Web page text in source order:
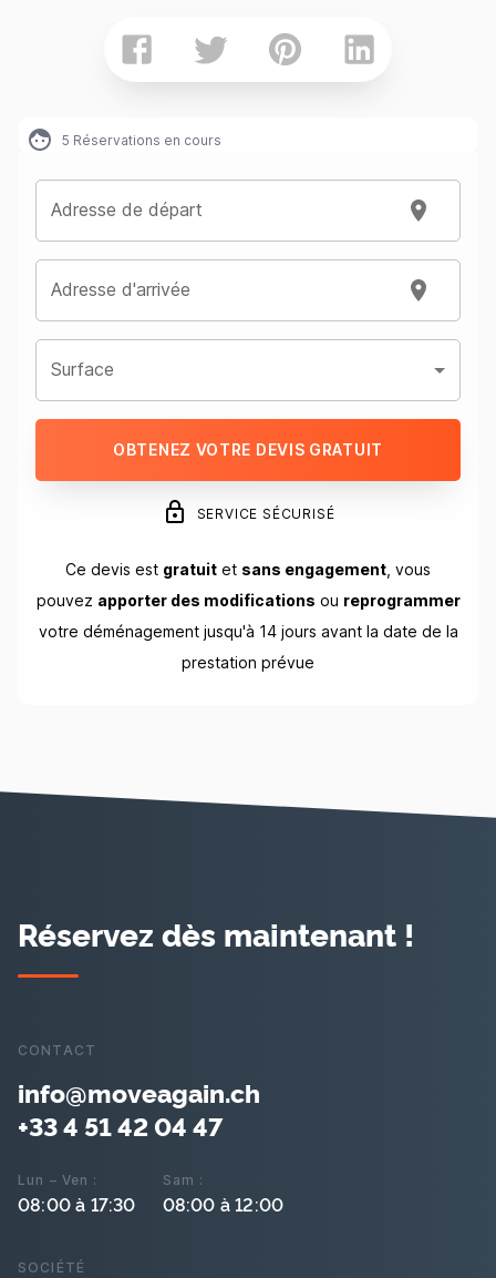
5 Réservations en cours
Adresse de départ
Adresse d'arrivée
Surface
OBTENEZ VOTRE DEVIS GRATUIT
SERVICE SÉCURISÉ
Ce devis est gratuit et sans engagement , vous
pouvez apporter des modifications ou reprogrammer
votre déménagement jusqu'à 14 jours avant la date de la
prestation prévue
Réservez dès maintenant !
CONTACT
info@moveagain.ch
+33 4 51 42 04 47
Lun – Ven :
08:00 à 17:30
Sam :
08:00 à 12:00
SOCIÉTÉ